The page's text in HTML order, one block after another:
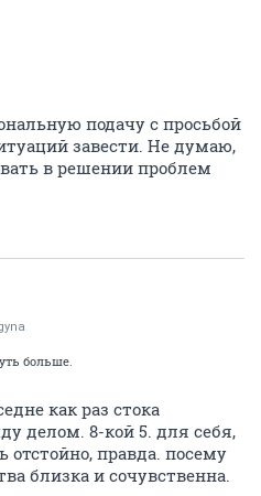
подачу с просьбой
завести. Не думаю,
в решении проблем
больше.
как раз стока
делом. 8-кой 5. для себя,
отстойно, правда. посему
близка и сочувственна.